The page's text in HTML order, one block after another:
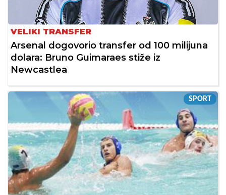
VELIKI TRANSFER
Arsenal dogovorio transfer od 100 milijuna
dolara: Bruno Guimaraes stiže iz
Newcastlea
SPORT